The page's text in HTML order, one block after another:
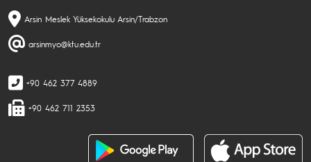
Arsin Meslek Yüksekokulu Arsin/Trabzon
arsinmyo@ktu.edu.tr
+90 462 377 4889
+90 462 711 2353